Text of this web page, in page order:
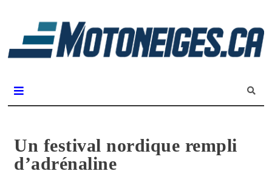
Un festival nordique rempli
d’adrénaline